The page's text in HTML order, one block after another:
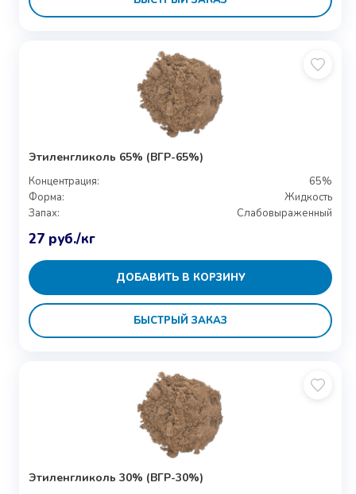
Этиленгликоль 65% (ВГР-65%)
Концентрация:
65%
Форма:
Жидкость
Запах:
Слабовыраженный
27 руб./кг
ДОБАВИТЬ В КОРЗИНУ
БЫСТРЫЙ ЗАКАЗ
Этиленгликоль 30% (ВГР-30%)